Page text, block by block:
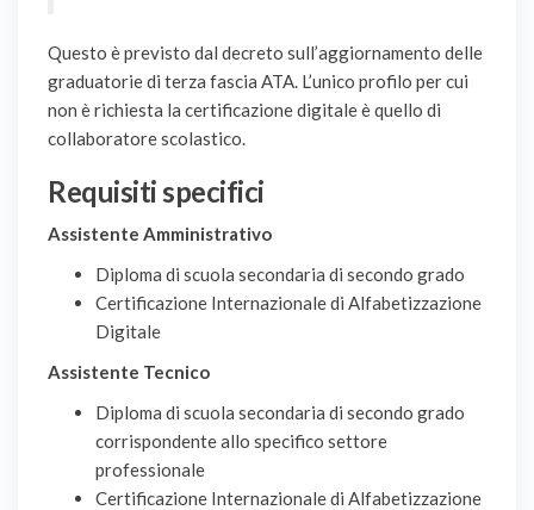
Questo è previsto dal decreto sull’aggiornamento delle
graduatorie di terza fascia ATA. L’unico profilo per cui
non è richiesta la certificazione digitale è quello di
collaboratore scolastico.
Requisiti specifici
Assistente Amministrativo
Diploma di scuola secondaria di secondo grado
Certificazione Internazionale di Alfabetizzazione
Digitale
Assistente Tecnico
Diploma di scuola secondaria di secondo grado
corrispondente allo specifico settore
professionale
Certificazione Internazionale di Alfabetizzazione